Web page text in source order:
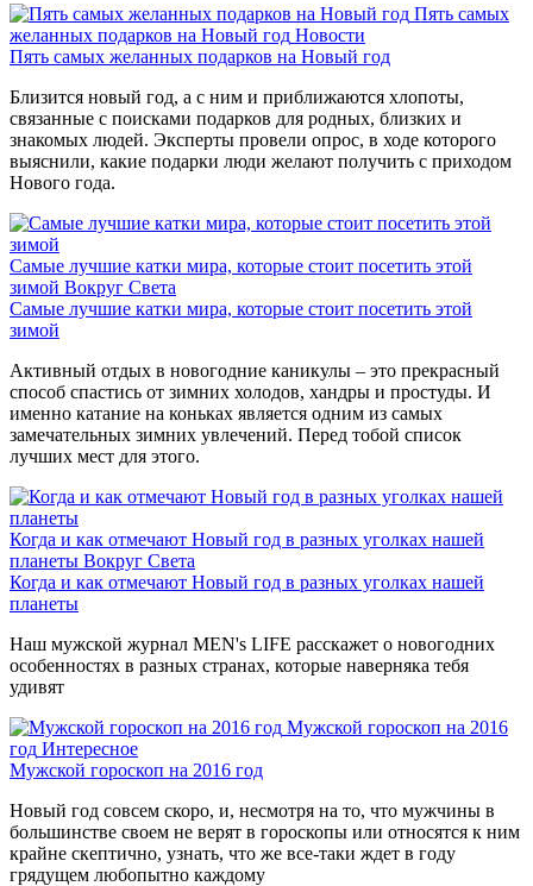
Пять самых
желанных подарков на Новый год Новости
Пять самых желанных подарков на Новый год
Близится новый год, а с ним и приближаются хлопоты,
связанные с поисками подарков для родных, близких и
знакомых людей. Эксперты провели опрос, в ходе которого
выяснили, какие подарки люди желают получить с приходом
Нового года.
Самые лучшие катки мира, которые стоит посетить этой
зимой Вокруг Света
Самые лучшие катки мира, которые стоит посетить этой
зимой
Активный отдых в новогодние каникулы – это прекрасный
способ спастись от зимних холодов, хандры и простуды. И
именно катание на коньках является одним из самых
замечательных зимних увлечений. Перед тобой список
лучших мест для этого.
Когда и как отмечают Новый год в разных уголках нашей
планеты Вокруг Света
Когда и как отмечают Новый год в разных уголках нашей
планеты
Наш мужской журнал MEN's LIFE расскажет о новогодних
особенностях в разных странах, которые наверняка тебя
удивят
Мужской гороскоп на 2016
год Интересное
Мужской гороскоп на 2016 год
Новый год совсем скоро, и, несмотря на то, что мужчины в
большинстве своем не верят в гороскопы или относятся к ним
крайне скептично, узнать, что же все-таки ждет в году
грядущем любопытно каждому